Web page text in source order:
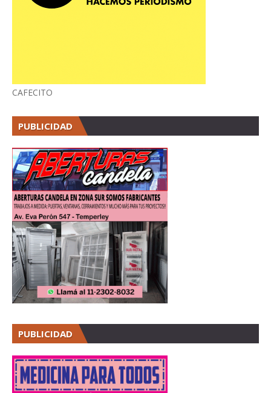
CAFECITO
PUBLICIDAD
PUBLICIDAD